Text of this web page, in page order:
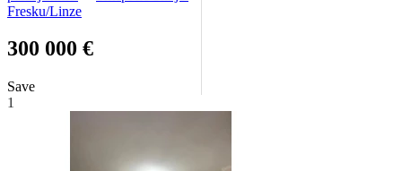
Fresku/Linze
300 000 €
Save
1